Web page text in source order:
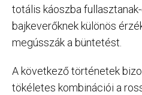
totális káoszba
bajkeverőknek különös
megússzák a büntetést.
A következő történetek
tökéletes kombinációi a